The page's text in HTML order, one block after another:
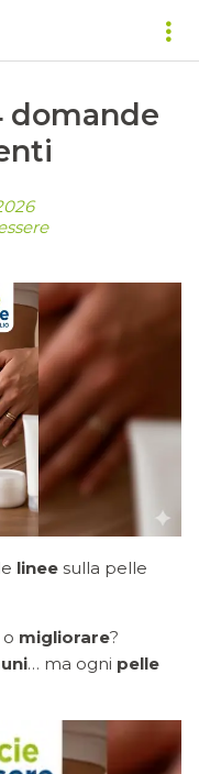
domande
linee sulla pelle
o migliorare?
… ma ogni pelle